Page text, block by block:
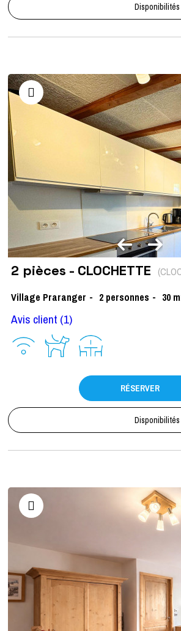
Disponibilités
2 pièces - CLOCHETTE (
Village Praranger
2 personnes 30
Avis client (1)
RÉSERVER
Disponibilités